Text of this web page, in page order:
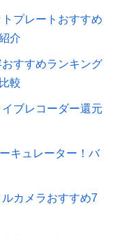
プレートおすすめ
介
すすめランキング
較
ブレコーダー還元
キュレーター！バ
カメラおすすめ7